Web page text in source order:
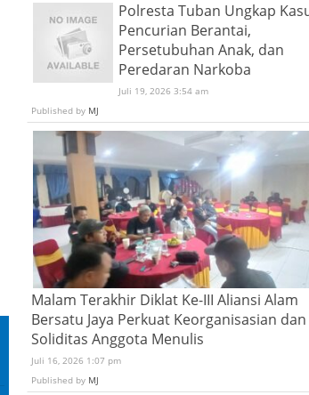
Polresta Tuban Ungkap
Pencurian Berantai,
Persetubuhan Anak, dan
Peredaran Narkoba
Juli 19, 2026 3:54 am
Published by MJ
Malam Terakhir Diklat Ke-III Aliansi Alam
Bersatu Jaya Perkuat Keorganisasian dan
Soliditas Anggota Menulis
Juli 16, 2026 1:07 pm
Published by MJ